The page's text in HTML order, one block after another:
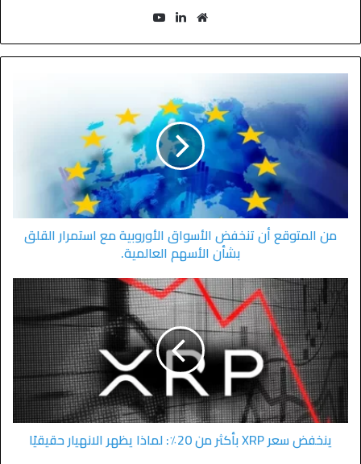
من المتوقع أن تنخفض الأسواق الأوروبية مع استمرار القلق
بشأن الأسهم العالمية.
ينخفض سعر XRP بأكثر من 20٪: لماذا يظهر الانهيار حقيقيًا